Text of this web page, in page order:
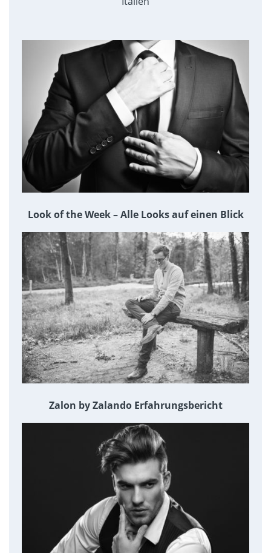
Look of the Week – Alle Looks auf einen Blick
Zalon by Zalando Erfahrungsbericht